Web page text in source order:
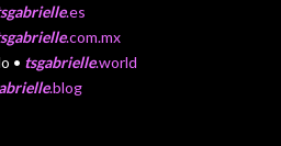
.es
.com.mx
• tsgabrielle.world
.blog